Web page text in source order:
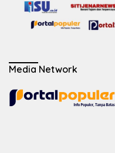
Media Network